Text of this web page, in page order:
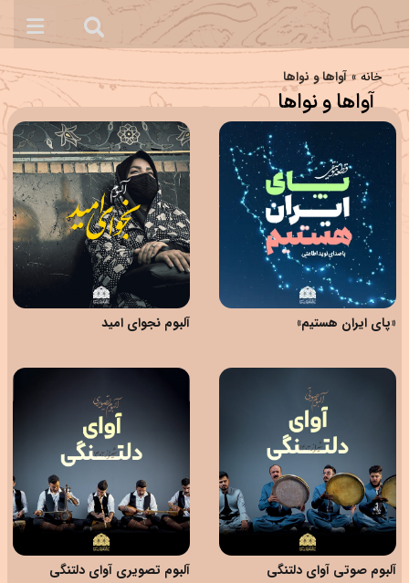
خانه»آواها و نواها
آواها و نواها
«پای ایران هستیم» آلبوم نجوای امید
آلبوم صوتی آوای دلتنگی آلبوم تصویری آوای دلتنگی